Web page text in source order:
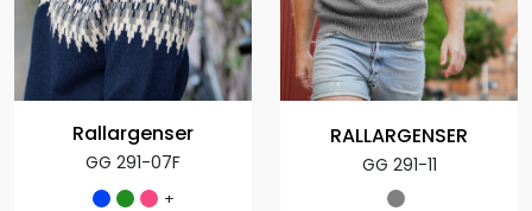
Rallargenser
GG 291-07F
+
RALLARGENSER
GG 291-11